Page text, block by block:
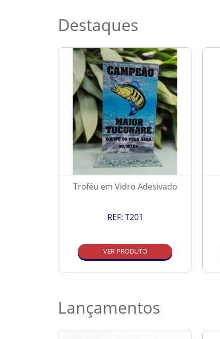
Destaques
Troféu em Vidro Adesivado
REF: T201
VER PRODUTO
Lançamentos